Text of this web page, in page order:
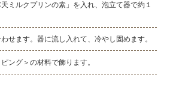
天ミルクプリンの素」を入れ、泡立て器で約１
せます。器に流し入れて、冷やし固めます。
ング＞の材料で飾ります。